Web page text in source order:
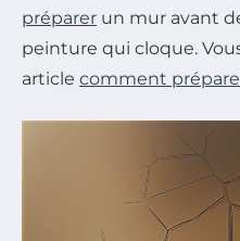
préparer un mur avant
peinture qui cloque.
article comment